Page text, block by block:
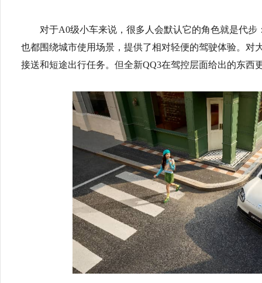
对于A0级小车来说，很多人会默认它的角色就是代
也都围绕城市使用场景，提供了相对轻便的驾驶体验。对
接送和短途出行任务。但全新QQ3在驾控层面给出的东西